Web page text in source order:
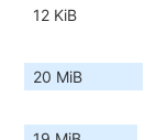
12 KiB
20 MiB